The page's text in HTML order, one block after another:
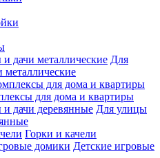
Для
металлические
для дома и квартиры
Для улицы
Горки и качели
Детские игровые